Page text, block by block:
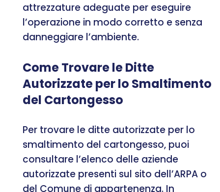
attrezzature adeguate per eseguire
l’operazione in modo corretto e senza
danneggiare l’ambiente.
Come Trovare le Ditte
Autorizzate per lo Smaltimento
del Cartongesso
Per trovare le ditte autorizzate per lo
smaltimento del cartongesso, puoi
consultare l’elenco delle aziende
autorizzate presenti sul sito dell’ARPA o
del Comune di appartenenza. In